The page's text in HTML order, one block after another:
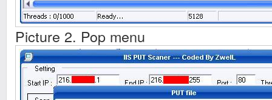
Picture 2. Pop menu